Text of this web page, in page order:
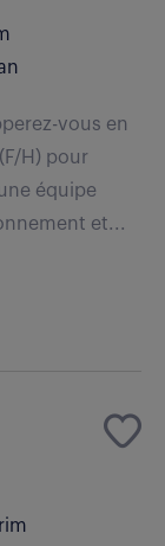
vous en
H) pour
équipe
et...